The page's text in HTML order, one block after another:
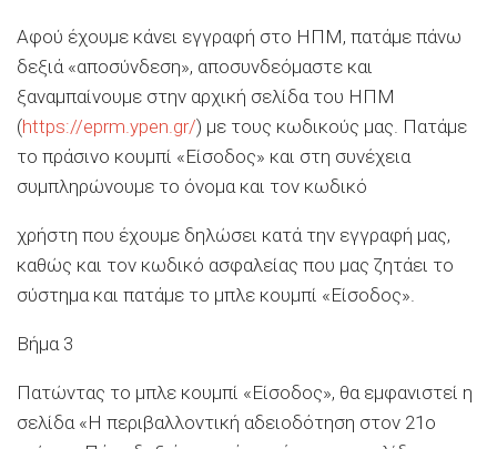
Αφού έχουμε κάνει εγγραφή στο ΗΠΜ, πατάμε πάνω
δεξιά «αποσύνδεση», αποσυνδεόμαστε και
ξαναμπαίνουμε στην αρχική σελίδα του ΗΠΜ
(https://eprm.ypen.gr/) με τους κωδικούς μας. Πατάμε
το πράσινο κουμπί «Είσοδος» και στη συνέχεια
συμπληρώνουμε το όνομα και τον κωδικό
χρήστη που έχουμε δηλώσει κατά την εγγραφή μας,
καθώς και τον κωδικό ασφαλείας που μας ζητάει το
σύστημα και πατάμε το μπλε κουμπί «Είσοδος».
Βήμα 3
Πατώντας το μπλε κουμπί «Είσοδος», θα εμφανιστεί η
σελίδα «Η περιβαλλοντική αδειοδότηση στον 21ο